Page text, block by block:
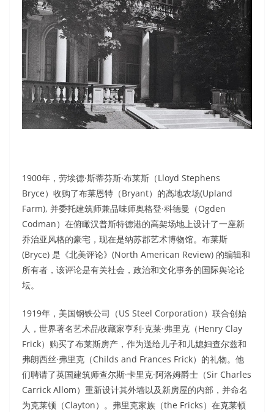
1900年，劳埃德·斯蒂芬斯·布莱斯（Lloyd Stephens
Bryce）收购了布莱恩特（Bryant）的高地农场(Upland
Farm), 并委托建筑师兼品味师奥格登·科德曼（Ogden
Codman）在俯瞰汉普斯特德港的高架场地上设计了一座新
乔治亚风格的豪宅，现在是纳苏郡艺术博物馆。布莱斯
(Bryce) 是《北美评论》(North American Review) 的编辑和
所有者，该评论是有关社会，政治和文化事务的国际舆论论
坛。
1919年，美国钢铁公司（US Steel Corporation）联合创始
人，世界著名艺术品收藏家亨利·克莱·弗里克（Henry Clay
Frick）购买了布莱斯房产，作为送给儿子和儿媳妇查尔兹和
弗朗西丝·弗里克（Childs and Frances Frick）的礼物。他
们聘请了英国建筑师查尔斯·卡里克·阿洛姆爵士（Sir Charles
Carrick Allom）重新设计其外墙以及新房屋的内部，并命名
为克莱顿（Clayton）。弗里克家族（the Fricks）在克莱顿